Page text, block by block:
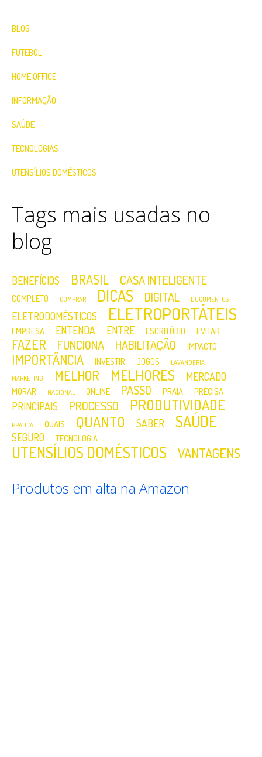
BLOG
FUTEBOL
HOME OFFICE
INFORMAÇÃO
SAÚDE
TECNOLOGIAS
UTENSÍLIOS DOMÉSTICOS
Tags mais usadas no
blog
BENEFÍCIOS BRASIL CASA INTELIGENTE
COMPLETO COMPRAR DICAS DIGITAL DOCUMENTOS
ELETRODOMÉSTICOS ELETROPORTÁTEIS
EMPRESA ENTENDA ENTRE ESCRITÓRIO EVITAR
FAZER FUNCIONA HABILITAÇÃO IMPACTO
IMPORTÂNCIA INVESTIR JOGOS
LAVANDERIA
MARKETING
MELHOR MELHORES MERCADO
MORAR NACIONAL ONLINE PASSO PRAIA PRECISA
PRINCIPAIS PROCESSO PRODUTIVIDADE
PRÁTICA QUAIS QUANTO SABER SAÚDE
SEGURO TECNOLOGIA
UTENSÍLIOS DOMÉSTICOS VANTAGENS
Produtos em alta na Amazon